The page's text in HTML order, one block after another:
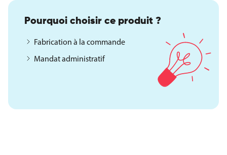
Girouette : pivotante, compatible manche à air Ø 60 cm
Pourquoi choisir ce produit ?
Fabrication à la commande
Mandat administratif